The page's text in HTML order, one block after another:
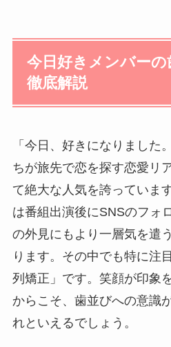
今日好きメンバーの
徹底解説
「今日、好きになりました
ちが旅先で恋を探す恋愛リ
て絶大な人気を誇っていま
は番組出演後にSNSのフォ
の外見にもより一層気を遣
ります。その中でも特に注
列矯正」です。笑顔が印象
からこそ、歯並びへの意識
れといえるでしょう。